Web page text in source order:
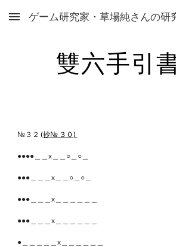
Skip to main content
雙六手引
№３２ (抄№ ３０)
●●●●＿＿x＿＿○＿○＿
●●●＿＿＿x＿＿○＿○＿
●●●＿＿＿x＿＿＿＿＿＿
●●●＿＿＿x＿＿＿＿＿＿
●＿＿＿＿＿x＿＿＿＿＿＿